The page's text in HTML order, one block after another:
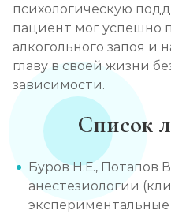
психологическую
пациент мог успешно
алкогольного запоя и
главу в своей жизни
зависимости.
Список
Буров Н.Е., Потапов
анестезиологии